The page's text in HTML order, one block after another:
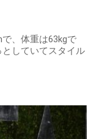
、体重は63kgで
していてスタイル